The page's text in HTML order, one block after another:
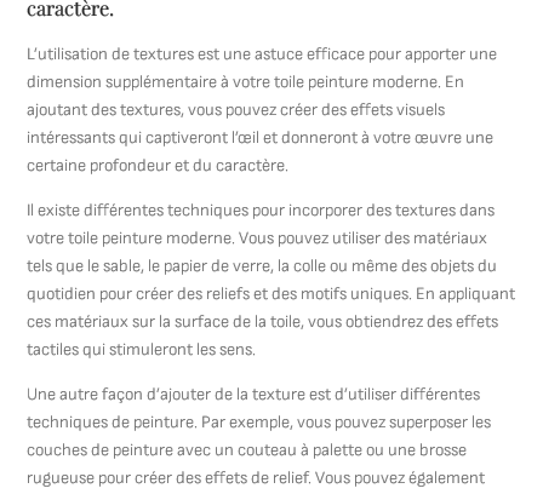
caractère.
L’utilisation de textures est une astuce efficace pour apporter une
dimension supplémentaire à votre toile peinture moderne. En
ajoutant des textures, vous pouvez créer des effets visuels
intéressants qui captiveront l’œil et donneront à votre œuvre une
certaine profondeur et du caractère.
Il existe différentes techniques pour incorporer des textures dans
votre toile peinture moderne. Vous pouvez utiliser des matériaux
tels que le sable, le papier de verre, la colle ou même des objets du
quotidien pour créer des reliefs et des motifs uniques. En appliquant
ces matériaux sur la surface de la toile, vous obtiendrez des effets
tactiles qui stimuleront les sens.
Une autre façon d’ajouter de la texture est d’utiliser différentes
techniques de peinture. Par exemple, vous pouvez superposer les
couches de peinture avec un couteau à palette ou une brosse
rugueuse pour créer des effets de relief. Vous pouvez également